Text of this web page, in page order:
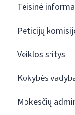
Teisinė
Peticijų
Veiklos sritys
Kokybės
Mokesčių